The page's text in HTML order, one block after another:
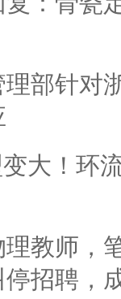
部针对
大！环
教师，
招聘，